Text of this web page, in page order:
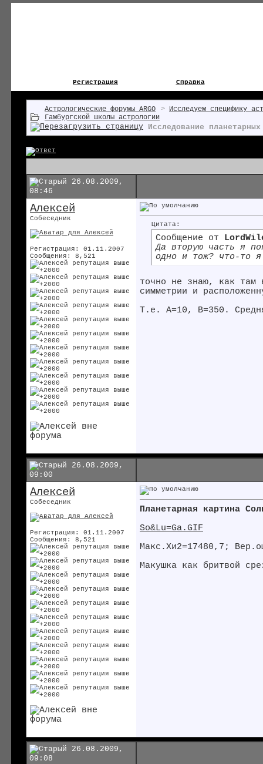
Регистрация Справка
Астрологические форумы ARGO > Исследуем специфику
Гамбургской школы астрологии
Исследование
26.08.2009,
08:46
Алексей
Собеседник
Регистрация: 01.11.2007
Сообщения: 8,521
Цитата:
Сообщение от
Да вторую часть я
одно и тож? что-то
точно не знаю, как там
симметрии и
Т.е. А=10, В=350.
26.08.2009,
09:00
Алексей
Собеседник
Регистрация: 01.11.2007
Сообщения: 8,521
Планетарная картина
So&Lu=Ga.GIF
Макс.Хи2=17480,7;
Макушка как бритвой
26.08.2009,
09:08